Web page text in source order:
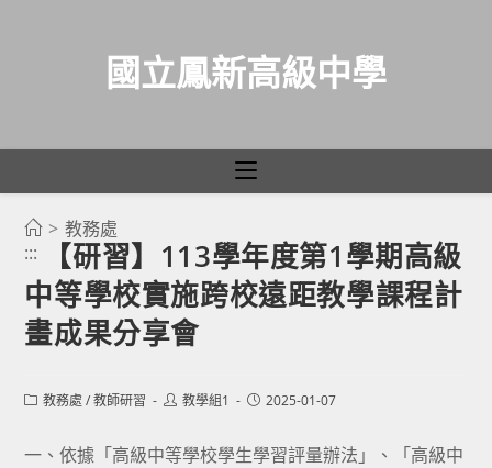
國立鳳新高級中學
> 教務處
:::
【研習】113學年度第1學期高級
中等學校實施跨校遠距教學課程計
畫成果分享會
Post教務處 / 教師研習
Post教學組1
Post2025-01-07
一、依據「高級中等學校學生學習評量辦法」、「高級中